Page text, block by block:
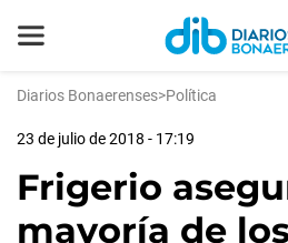
Diarios Bonaerenses>Política
23 de julio de 2018 - 17:19
Frigerio
mayoría de